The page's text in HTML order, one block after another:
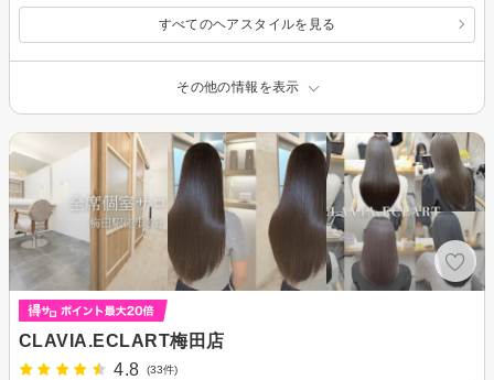
すべてのヘアスタイルを見る
その他の情報を表示
CLAVIA.ECLART梅田店
4.8
(33件)